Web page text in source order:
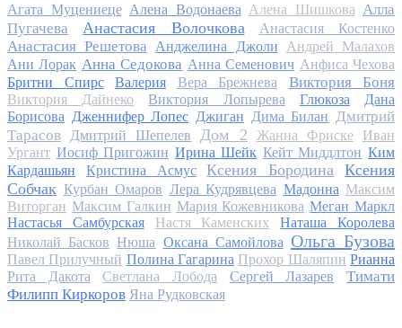
Агата Муцениеце Алена Водонаева Алена Шишкова Алла
Пугачева
Анастасия Волочкова Анастасия Костенко
Анастасия Решетова Анджелина Джоли Андрей Малахов
Ани Лорак Анна Седокова Анна Семенович Анфиса Чехова
Бритни Спирс
Валерия Вера Брежнева Виктория Боня
Виктория Дайнеко Виктория Лопырева Глюкоза
Дана
Борисова Дженнифер Лопес Джиган Дима Билан Дмитрий
Тарасов Дмитрий Шепелев Дом 2 Жанна Фриске
Иван
Ургант Иосиф Пригожин Ирина Шейк Кейт Миддлтон Ким
Кардашьян
Кристина Асмус Ксения Бородина
Ксения
Собчак Курбан Омаров Лера Кудрявцева Мадонна Максим
Виторган Максим Галкин Мария Кожевникова Меган Маркл
Настасья Самбурская
Настя Каменских
Наташа Королева
Николай Басков Нюша Оксана Самойлова Ольга Бузова
Павел Прилучный Полина Гагарина Прохор Шаляпин Рианна
Рита Дакота
Светлана Лобода Сергей Лазарев
Тимати
Филипп Киркоров Яна Рудковская